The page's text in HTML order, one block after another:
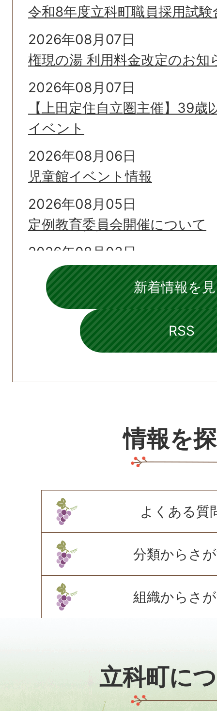
令和8年度立科町職員採用試
2026年08月07日
権現の湯 利用料金改定のお知
2026年08月07日
【上田定住自立圏主催】39歳
イベント
2026年08月06日
児童館イベント情報
2026年08月05日
定例教育委員会開催について
2026年08月03日
令和7年度立科町過疎地域持
果について
2026年08月03日
令和7年度立科町「まち・ひ
2026年07月28日
「立科っ子給付型奨学金」奨
コンビニ交付サービスの一時
新着情報を
RSS
情報を
よくある質
分類からさ
組織からさ
立科町に